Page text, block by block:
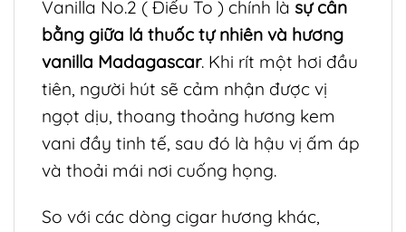
Vanilla No.2 ( Điếu To ) chính là sự cân
bằng giữa lá thuốc tự nhiên và hương
vanilla Madagascar. Khi rít một hơi đầu
tiên, người hút sẽ cảm nhận được vị
ngọt dịu, thoang thoảng hương kem
vani đầy tinh tế, sau đó là hậu vị ấm áp
và thoải mái nơi cuống họng.
So với các dòng cigar hương khác,